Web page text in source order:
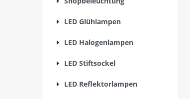
LED Glühlampen
LED Halogenlampen
LED Stiftsockel
LED Reflektorlampen